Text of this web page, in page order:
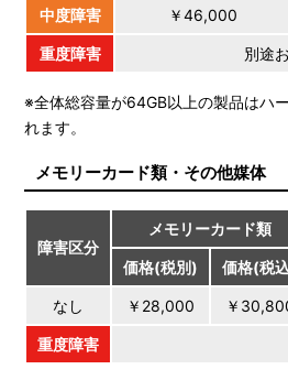
中度障害 ￥46,000
重度障害 別途
※全体総容量が64GB以上の製品はハ
れます。
メモリーカード類・その他媒体
障害区分
メモリーカード類
価格(税別) 価格(税
なし ￥28,000 ￥
重度障害